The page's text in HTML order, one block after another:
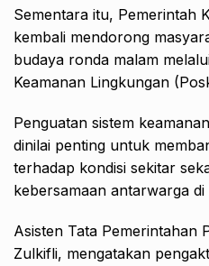
Sementara itu, Pemerintah
kembali mendorong
budaya ronda malam
Keamanan Lingkungan
Penguatan sistem
dinilai penting untuk
terhadap kondisi sekitar
kebersamaan antarwarga
Asisten Tata Pemerintahan
Zulkifli, mengatakan